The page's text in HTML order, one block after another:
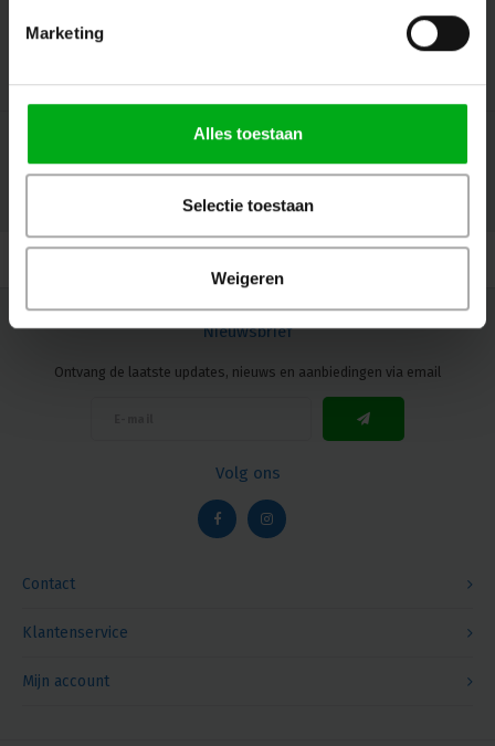
Marketing
Alles toestaan
Selectie toestaan
Weigeren
© Copyright 2026 Megalight sa/nv - Theme by
Contact
Nieuwsbrief
Ontvang de laatste updates, nieuws en aanbiedingen via email
Volg ons
Klantenservice
Mijn account